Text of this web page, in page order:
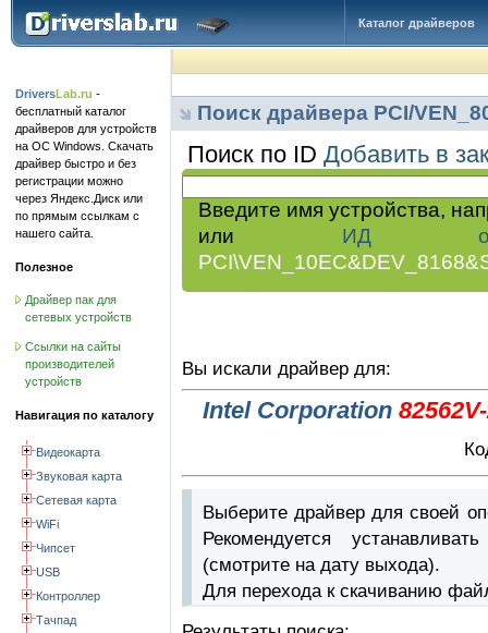
Каталог драйверов
DriversLab.ru -
бесплатный каталог
драйверов для устройств
на ОС Windows. Скачать
драйвер быстро и без
регистрации можно
через Яндекс.Диск или
по прямым ссылкам с
нашего сайта.
Полезное
Драйвер пак для
сетевых устройств
Ссылки на сайты
производителей
устройств
Навигация по каталогу
Видеокарта
Звуковая карта
Сетевая карта
WiFi
Чипсет
USB
Контроллер
Тачпад
Поиск драйвера PCI/
Поиск по ID Добавить в
Введите имя устройства,
или ИД
Вы искали драйвер для:
Intel Corporation
Выберите драйвер для своей
Рекомендуется
(смотрите на дату выхода).
Для перехода к скачиванию